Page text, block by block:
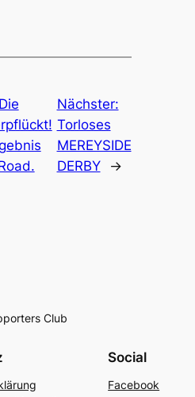
Die
Nächster:
Torloses
MEREYSIDE
DERBY
→
Club
Social
Facebook